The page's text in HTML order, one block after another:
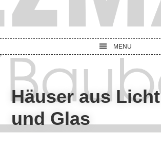
MENU
Häuser aus Licht
und Glas